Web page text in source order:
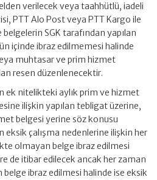
verilecek veya taahhütlü, iadeli
PTT Alo Post veya PTT Kargo ile
SGK tarafından yapılan
içinde ibraz edilmemesi halinde
muhtasar ve prim hizmet
resen düzenlenecektir.
ek nitelikteki aylık prim ve hizmet
ilişkin yapılan tebligat üzerine,
belgesi yerine söz konusu
eksik çalışma nedenlerine ilişkin her
olmayan belge ibraz edilmesi
de itibar edilecek ancak her zaman
ibraz edilmesi halinde ise eksik